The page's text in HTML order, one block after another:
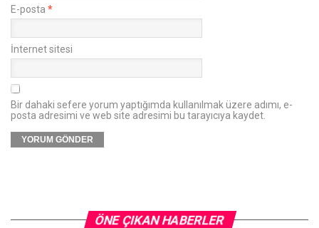
E-posta *
İnternet sitesi
Bir dahaki sefere yorum yaptığımda kullanılmak üzere adımı, e-
posta adresimi ve web site adresimi bu tarayıcıya kaydet.
ÖNE ÇIKAN HABERLER